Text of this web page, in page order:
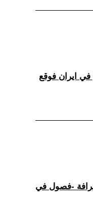
في ايران فوقع
-فصول في